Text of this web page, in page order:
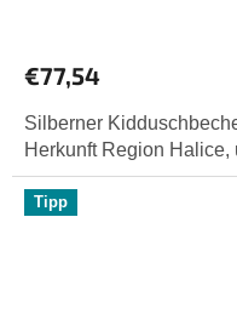
€77,54
Silberner
Herkunft Region Halice,
Tipp